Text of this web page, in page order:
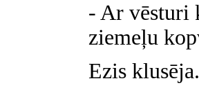
- Ar vēsturi
ziemeļu
Ezis